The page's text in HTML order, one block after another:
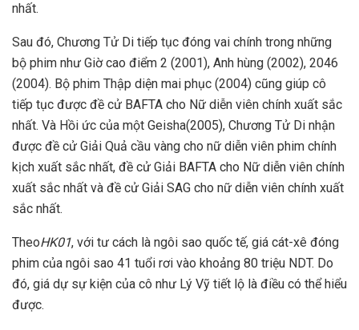
nhất.
Sau đó, Chương Tử Di tiếp tục đóng vai chính trong những
bộ phim như Giờ cao điểm 2 (2001), Anh hùng (2002), 2046
(2004). Bộ phim Thập diện mai phục (2004) cũng giúp cô
tiếp tục được đề cử BAFTA cho Nữ diễn viên chính xuất sắc
nhất. Và Hồi ức của một Geisha(2005), Chương Tử Di nhận
được đề cử Giải Quả cầu vàng cho nữ diễn viên phim chính
kịch xuất sắc nhất, đề cử Giải BAFTA cho Nữ diễn viên chính
xuất sắc nhất và đề cử Giải SAG cho nữ diễn viên chính xuất
sắc nhất.
TheoHK01, với tư cách là ngôi sao quốc tế, giá cát-xê đóng
phim của ngôi sao 41 tuổi rơi vào khoảng 80 triệu NDT. Do
đó, giá dự sự kiện của cô như Lý Vỹ tiết lộ là điều có thể hiểu
được.